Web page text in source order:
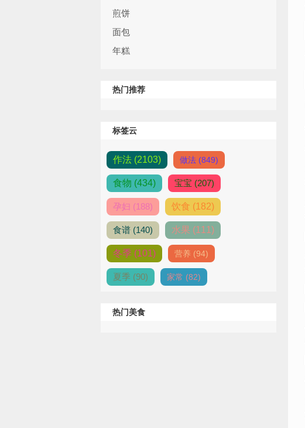
煎饼
面包
年糕
热门推荐
标签云
作法 (2103) 做法 (849)
食物 (434) 宝宝 (207)
孕妇 (188) 饮食 (182)
食谱 (140) 水果 (111)
冬季 (101) 营养 (94)
夏季 (90) 家常 (82)
热门美食